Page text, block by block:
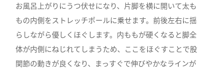
お風呂上がりにうつ伏せになり、片脚を横に開いて太も
もの内側をストレッチポールに乗せます。前後左右に揺
らしながら優しくほぐします。内ももが硬くなると脚全
体が内側にねじれてしまうため、ここをほぐすことで股
関節の動きが良くなり、まっすぐで伸びやかなラインが